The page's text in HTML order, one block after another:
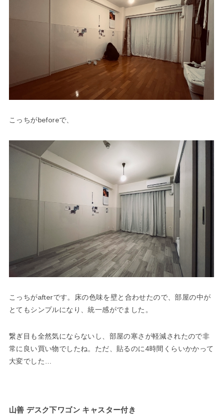
こっちがbeforeで、
こっちがafterです。床の色味を壁と合わせたので、部屋の中が
とてもシンプルになり、統一感がでました。
繋ぎ目も全然気にならないし、部屋の寒さが軽減されたので非
常に良い買い物でしたね。ただ、貼るのに4時間くらいかかって
大変でした…
山善 デスク下ワゴン キャスター付き